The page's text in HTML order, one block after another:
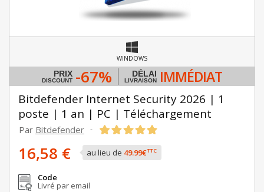
WINDOWS
PRIX
DISCOUNT -67% DÉLAI
LIVRAISON IMMÉDIAT
Bitdefender Internet Security 2026 | 1
poste | 1 an | PC | Téléchargement
Par Bitdefender -
16,58 € au lieu de 49.99€TTC
Code
Livré par email